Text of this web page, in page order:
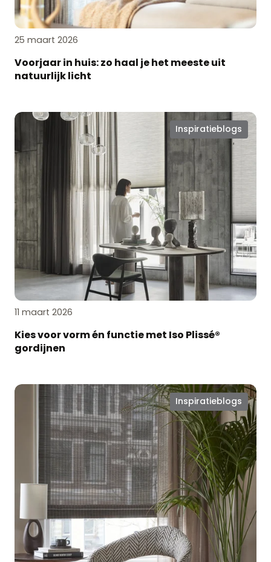
25 maart 2026
Voorjaar in huis: zo haal je het meeste uit
natuurlijk licht
Inspiratieblogs
11 maart 2026
Kies voor vorm én functie met Iso Plissé®
gordijnen
Kies
vorm
én
functie
met
Iso
Plissé®
gordijnen
Inspiratieblogs
Laat
interieur
stijlvolle
raamdecoratie